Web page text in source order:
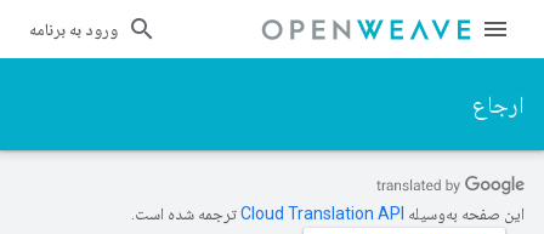
ورود به برنامه
ارجاع
این صفحه به‌وسیله ترجمه شده است.